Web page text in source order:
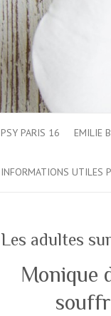
PSY PARIS 16 EMILIE
INFORMATIONS UTILES
Les adultes
Monique